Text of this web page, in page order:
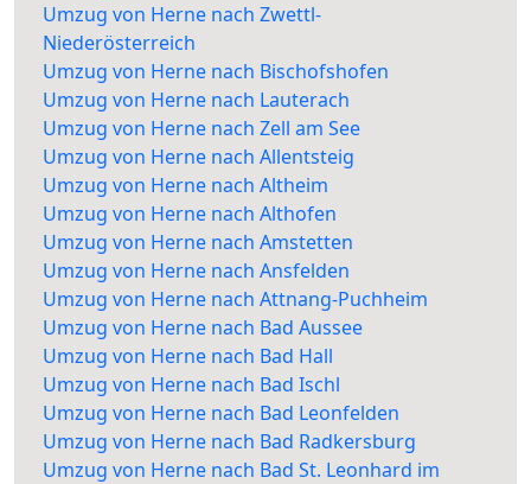
Umzug von Herne nach Zwettl-
Niederösterreich
Umzug von Herne nach Bischofshofen
Umzug von Herne nach Lauterach
Umzug von Herne nach Zell am See
Umzug von Herne nach Allentsteig
Umzug von Herne nach Altheim
Umzug von Herne nach Althofen
Umzug von Herne nach Amstetten
Umzug von Herne nach Ansfelden
Umzug von Herne nach Attnang-Puchheim
Umzug von Herne nach Bad Aussee
Umzug von Herne nach Bad Hall
Umzug von Herne nach Bad Ischl
Umzug von Herne nach Bad Leonfelden
Umzug von Herne nach Bad Radkersburg
Umzug von Herne nach Bad St. Leonhard im